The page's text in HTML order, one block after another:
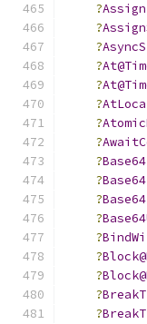
?
?
?
?
?
?
?
?
?
?
?
?
?
?
?
?
?